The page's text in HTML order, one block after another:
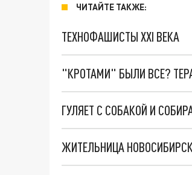
ЧИТАЙТЕ ТАКЖЕ:
ТЕХНОФАШИСТЫ XXI ВЕКА
"КРОТАМИ" БЫЛИ ВСЕ?
ЖИТЕЛЬНИЦА